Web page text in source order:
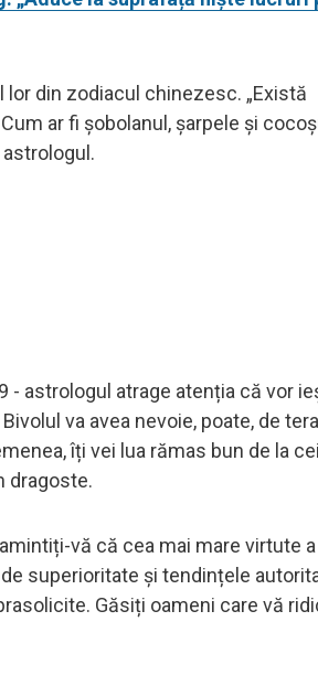
din zodiacul chinezesc. „Există
ar fi șobolanul, șarpele și
- astrologul atrage atenția că vor
va avea nevoie, poate, de
îți vei lua rămas bun de la cei
dragoste.
vă că cea mai mare virtute a
superioritate și tendințele
Găsiți oameni care vă